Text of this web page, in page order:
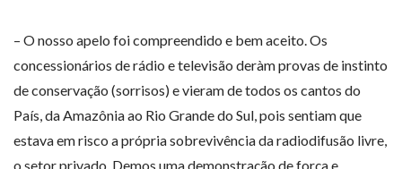
– O nosso apelo foi compreendido e bem aceito. Os
concessionários de rádio e televisão deràm provas de instinto
de conservação (sorrisos) e vieram de todos os cantos do
País, da Amazônia ao Rio Grande do Sul, pois sentiam que
estava em risco a própria sobrevivência da radiodifusão livre,
o setor privado. Demos uma demonstração de força e